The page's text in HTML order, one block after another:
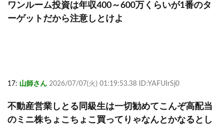
ワンルーム投資は年収400～600万くらいが1番のタ
ーゲットだから注意しとけよ
17: 山師さん 2026/07/07(火) 01:19:53.38 ID:YAFUIrSj0
不動産営業しとる同級生は一切勧めてこんぞ高配当
のミニ株ちょこちょこ買ってりゃなんとかなるとし